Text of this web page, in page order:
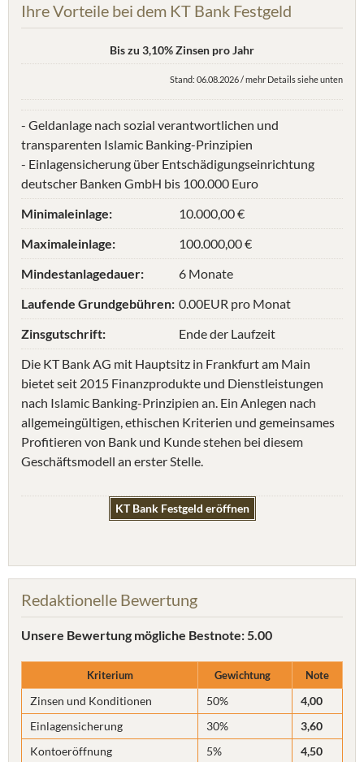
Ihre Vorteile bei dem KT Bank Festgeld
Bis zu 3,10% Zinsen pro Jahr
Stand: 06.08.2026 / mehr Details siehe unten
- Geldanlage nach sozial verantwortlichen und
transparenten Islamic Banking-Prinzipien
- Einlagensicherung über Entschädigungseinrichtung
deutscher Banken GmbH bis 100.000 Euro
Minimaleinlage:
10.000,00 €
Maximaleinlage:
100.000,00 €
Mindestanlagedauer:
6 Monate
Laufende Grundgebühren: 0.00EUR pro Monat
Zinsgutschrift:
Ende der Laufzeit
Die KT Bank AG mit Hauptsitz in Frankfurt am Main
bietet seit 2015 Finanzprodukte und Dienstleistungen
nach Islamic Banking-Prinzipien an. Ein Anlegen nach
allgemeingültigen, ethischen Kriterien und gemeinsames
Profitieren von Bank und Kunde stehen bei diesem
Geschäftsmodell an erster Stelle.
KT Bank Festgeld eröffnen
Redaktionelle Bewertung
Unsere Bewertung mögliche Bestnote: 5.00
Kriterium Gewichtung Note
Zinsen und Konditionen 50%
4,00
Einlagensicherung
30%
3,60
Kontoeröffnung
5%
4,50